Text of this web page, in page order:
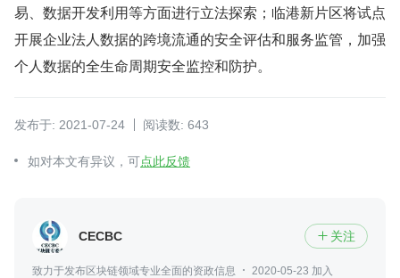
易、数据开发利用等方面进行立法探索；临港新片区将试点
开展企业法人数据的跨境流通的安全评估和服务监管，加强
个人数据的全生命周期安全监控和防护。
发布于: 2021-07-24 阅读数: 643
如对本文有异议，可点此反馈
CECBC  关注
致力于发布区块链领域专业全面的资政信息
2020-05-23 加入